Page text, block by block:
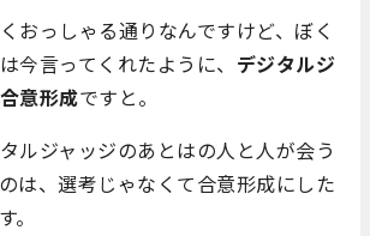
おっしゃる通りなんですけど、ぼく
今言ってくれたように、 デジタルジ
意形成ですと。
ルジャッジのあとはの人と人が会う
は、選考じゃなくて合意形成にした
。